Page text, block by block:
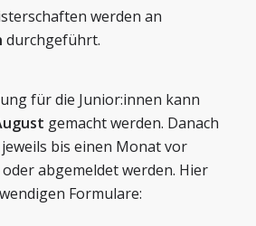
werden an
durchgeführt.
für die Junior:innen kann
gemacht werden. Danach
bis einen Monat vor
abgemeldet werden. Hier
Formulare: